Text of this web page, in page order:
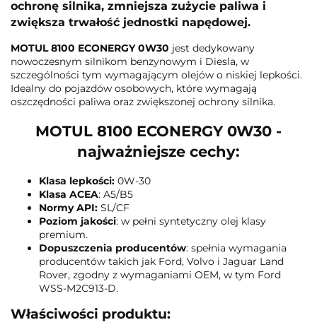
ochronę silnika, zmniejsza zużycie paliwa i
zwiększa trwałość jednostki napędowej.
MOTUL 8100 ECONERGY 0W30 jest dedykowany
nowoczesnym silnikom benzynowym i Diesla, w
szczególności tym wymagającym olejów o niskiej lepkości.
Idealny do pojazdów osobowych, które wymagają
oszczędności paliwa oraz zwiększonej ochrony silnika.
MOTUL 8100 ECONERGY 0W30 -
najważniejsze cechy:
Klasa lepkości: 0W-30
Klasa ACEA: A5/B5
Normy API: SL/CF
Poziom jakości: w pełni syntetyczny olej klasy
premium.
Dopuszczenia producentów: spełnia wymagania
producentów takich jak Ford, Volvo i Jaguar Land
Rover, zgodny z wymaganiami OEM, w tym Ford
WSS-M2C913-D.
Właściwości produktu: